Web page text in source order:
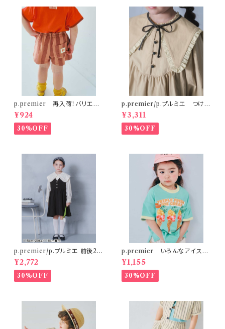
p.premier 再入荷！バリエー
ションミニ裏毛ハーフパンツ ブ
ラウン
¥924
30%OFF
p.premier/p.プルミエ つけ衿
付き3WAYワンピース ベージ
ュ
¥3,311
30%OFF
p.premier/p.プルミエ 前後2W
AYパールボタンジャンパースカ
ート
¥2,772
30%OFF
p.premier いろんなアイスち
ょーだいグラフィックリンガーT
シャツ ミント
¥1,155
30%OFF